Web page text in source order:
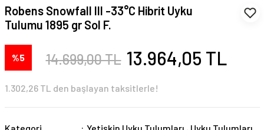
Robens Snowfall III -33°C Hibrit Uyku
Tulumu 1895 gr Sol F.
%5 14.699,00 TL 13.964,05 TL
1.302,26 TL den başlayan taksitlerle!